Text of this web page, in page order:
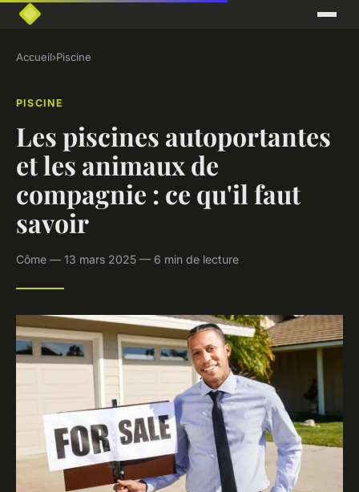
Accueil›Piscine
PISCINE
Les piscines autoportantes
et les animaux de
compagnie : ce qu'il faut
savoir
Côme — 13 mars 2025 — 6 min de lecture